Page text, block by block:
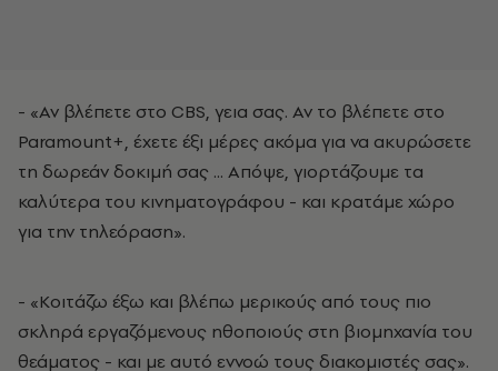
- «Αν βλέπετε στο CBS, γεια σας. Αν το βλέπετε στο
Paramount+, έχετε έξι μέρες ακόμα για να ακυρώσετε
τη δωρεάν δοκιμή σας ... Απόψε, γιορτάζουμε τα
καλύτερα του κινηματογράφου - και κρατάμε χώρο
για την τηλεόραση».
- «Κοιτάζω έξω και βλέπω μερικούς από τους πιο
σκληρά εργαζόμενους ηθοποιούς στη βιομηχανία του
θεάματος - και με αυτό εννοώ τους διακομιστές σας».